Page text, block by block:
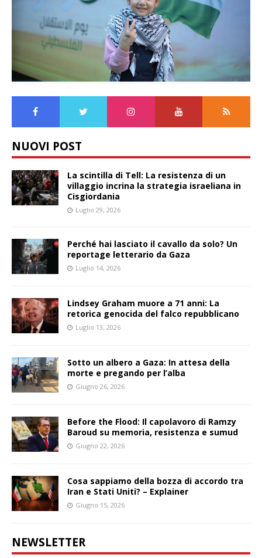
NUOVI POST
La scintilla di Tell: La resistenza di un
villaggio incrina la strategia israeliana in
Cisgiordania
Luglio 29, 2026
Perché hai lasciato il cavallo da solo? Un
reportage letterario da Gaza
Luglio 14, 2026
Lindsey Graham muore a 71 anni: La
retorica genocida del falco repubblicano
Luglio 13, 2026
Sotto un albero a Gaza: In attesa della
morte e pregando per l’alba
Giugno 26, 2026
Before the Flood: Il capolavoro di Ramzy
Baroud su memoria, resistenza e sumud
Giugno 22, 2026
Cosa sappiamo della bozza di accordo tra
Iran e Stati Uniti? – Explainer
Giugno 15, 2026
NEWSLETTER